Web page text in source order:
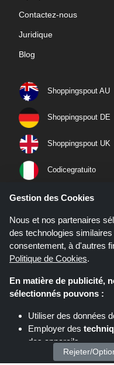
Contactez-nous
Juridique
Blog
Shoppingspout AU
Shoppingspout DE
Shoppingspout UK
Codicegratuito
Shoppingspout NL
Shoppingspout PT
Gestion des Cookies
Nous et nos partenaires
des technologies
consentement, à d'autres
Politique de Cookies.
En matière de publicité,
sélectionnés pouvons :
Utiliser des données
Employer des
des appareils
Stocker et/ou
Rejeter/